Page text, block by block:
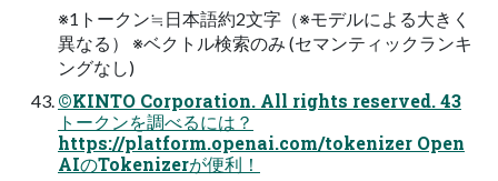
※1トークン≒日本語約2文字（※モデルによる大きく
異なる） ※ベクトル検索のみ (セマンティックランキ
ングなし)
©KINTO Corporation. All rights reserved. 43
トークンを調べるには？
https://platform.openai.com/tokenizer Open
AIのTokenizerが便利！